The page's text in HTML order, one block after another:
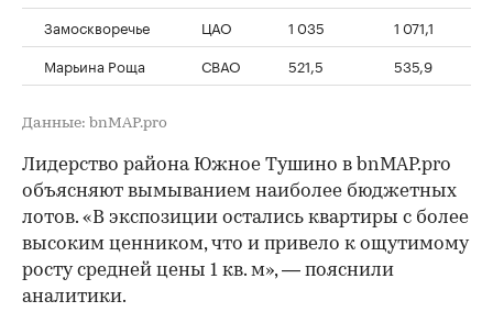
Замоскворечье
ЦАО 1 035
1 071,1
Марьина Роща
СВАО 521,5 535,9
Данные: bnMAP.pro
Лидерство района Южное Тушино в bnMAP.pro
объясняют вымыванием наиболее бюджетных
лотов. «В экспозиции остались квартиры с более
высоким ценником, что и привело к ощутимому
росту средней цены 1 кв. м», — пояснили
аналитики.